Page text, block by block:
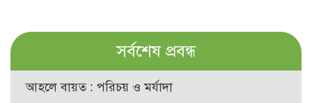
সর্বশেষ প্রবন্ধ
আহলে বায়ত : পরিচয় ও মর্যাদা